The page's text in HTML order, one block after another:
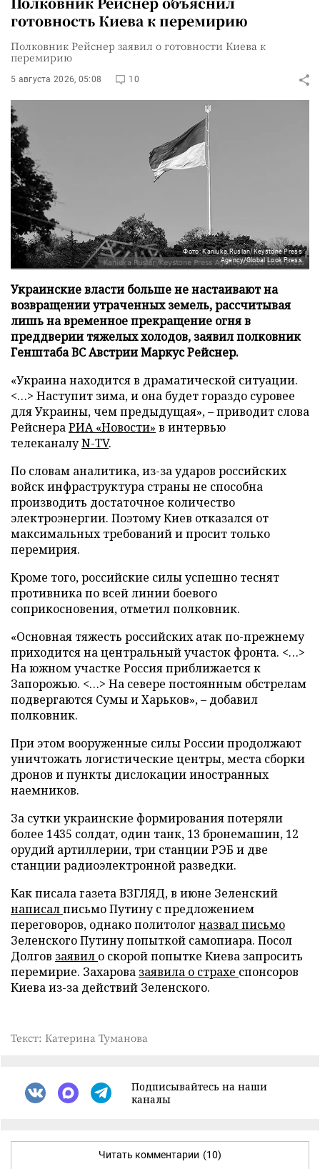
готовность Киева к перемирию
Полковник Рейснер заявил о готовности Киева к
перемирию
5 августа 2026, 05:08 10
Фото: Kaniuka Ruslan/Keystone Press
Agency/Global Look Press
Украинские власти больше не настаивают на
возвращении утраченных земель, рассчитывая
лишь на временное прекращение огня в
преддверии тяжелых холодов, заявил полковник
Генштаба ВС Австрии Маркус Рейснер.
«Украина находится в драматической ситуации.
<…> Наступит зима, и она будет гораздо суровее
для Украины, чем предыдущая», – приводит слова
РейснераРИА «Новости» в интервью
телеканалуN-TV.
По словам аналитика, из-за ударов российских
войск инфраструктура страны не способна
производить достаточное количество
электроэнергии. Поэтому Киев отказался от
максимальных требований и просит только
перемирия.
Кроме того, российские силы успешно теснят
противника по всей линии боевого
соприкосновения, отметил полковник.
«Основная тяжесть российских атак по-прежнему
приходится на центральный участок фронта. <…>
На южном участке Россия приближается к
Запорожью. <…> На севере постоянным обстрелам
подвергаются Сумы и Харьков», – добавил
полковник.
При этом вооруженные силы России продолжают
уничтожать логистические центры, места сборки
дронов и пункты дислокации иностранных
наемников.
За сутки украинские формирования потеряли
более 1435 солдат, один танк, 13 бронемашин, 12
орудий артиллерии, три станции РЭБ и две
станции радиоэлектронной разведки.
Как писала газета ВЗГЛЯД, в июне Зеленский
написалписьмо Путину с предложением
переговоров, однако политолог назвал письмо
Зеленского Путину попыткой самопиара. Посол
Долгов заявил о скорой попытке Киева запросить
перемирие. Захарова заявила о страхе спонсоров
Киева из-за действий Зеленского.
Текст: Катерина Туманова
Подписывайтесь на наши
каналы
Читать комментарии (10)